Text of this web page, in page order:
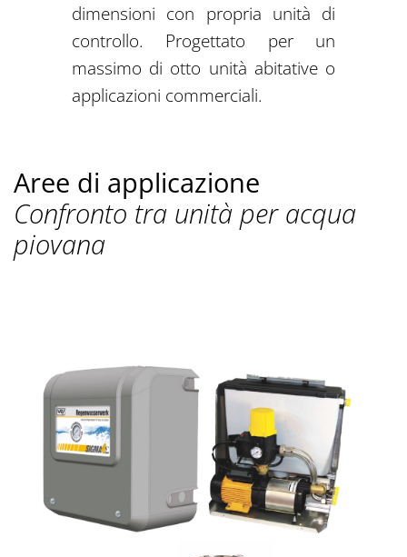
dimensioni con propria unità di
controllo. Progettato per un
massimo di otto unità abitative o
applicazioni commerciali.
Aree di applicazione
Confronto tra unità per acqua
piovana